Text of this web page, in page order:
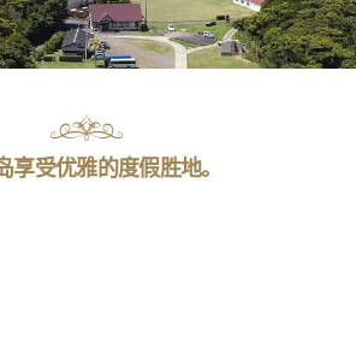
享受优雅的度假胜地。